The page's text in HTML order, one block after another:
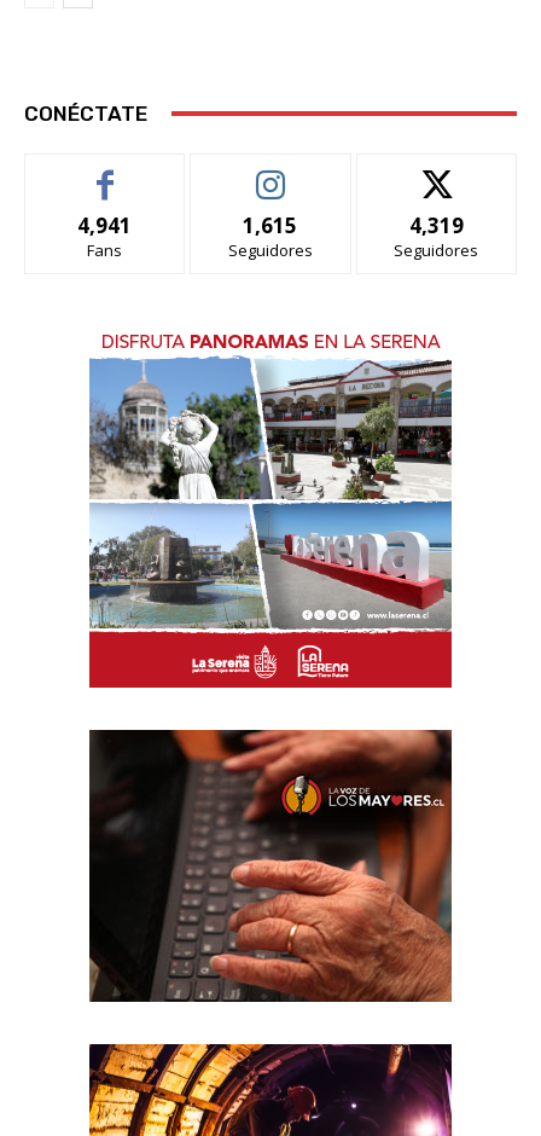
CONÉCTATE
4,941
Fans
1,615
Seguidores
4,319
Seguidores